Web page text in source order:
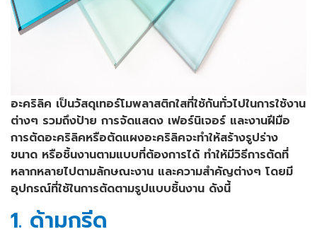
อะคริลิค เป็นวัสดุเทอร์โมพลาสติกใสที่ใช้กันทั่วไปในการใช้งาน
ต่างๆ รวมถึงป้าย การจัดแสดง เฟอร์นิเจอร์ และงานฝีมือ
การตัดอะคริลิคหรือตัดแผงอะคริลิคจะทำให้สร้างรูปร่าง
ขนาด หรือชิ้นงานตามแบบที่ต้องการได้ ทำให้มีวิธีการตัดที่
หลากหลายไปตามลักษณะงาน และความสำคัญต่างๆ โดยมี
อุปกรณ์ที่ใช้ในการตัดตามรูปแบบชิ้นงาน ดังนี้
1. ด้ามกรีด